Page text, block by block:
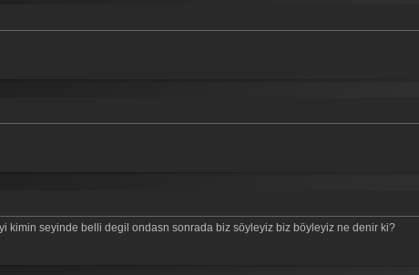
kimin seyinde belli degil ondasn sonrada biz söyleyiz biz böyleyiz ne denir ki?